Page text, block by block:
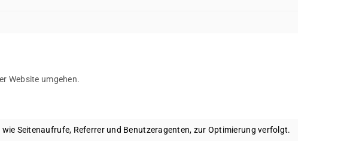
Website umgehen.
Seitenaufrufe, Referrer und Benutzeragenten, zur Optimierung verfolgt.